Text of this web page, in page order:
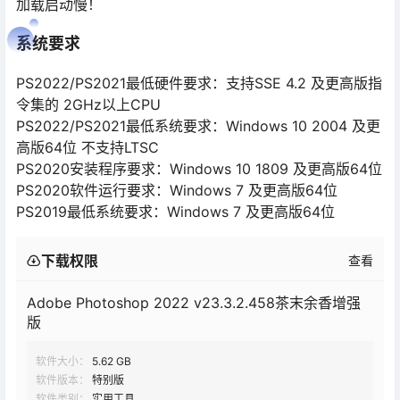
加载启动慢！
系统要求
PS2022/PS2021最低硬件要求：支持SSE 4.2 及更高版指
令集的 2GHz以上CPU
PS2022/PS2021最低系统要求：Windows 10 2004 及更
高版64位 不支持LTSC
PS2020安装程序要求：Windows 10 1809 及更高版64位
PS2020软件运行要求：Windows 7 及更高版64位
PS2019最低系统要求：Windows 7 及更高版64位
下载权限 查看
Adobe Photoshop 2022 v23.3.2.458茶末余香增强
版
软件大小：
5.62 GB
软件版本：
特别版